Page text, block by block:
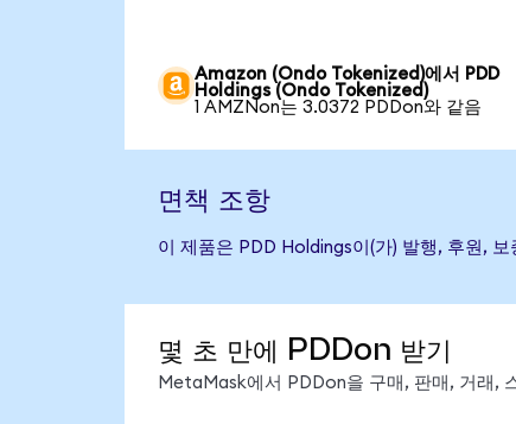
Amazon (Ondo Tokenized)에서 PDD
Holdings (Ondo Tokenized)
1 AMZNon는 3.0372 PDDon와 같음
면책 조항
이 제품은 PDD Holdings이(가) 발행, 후원,
몇 초 만에 PDDon 받기
MetaMask에서 PDDon을 구매, 판매, 거래,